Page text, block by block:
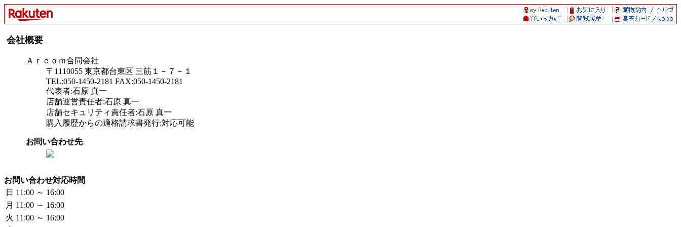
会社概要
Ａｒｃｏｍ合同会社
〒1110055 東京都台東区 三筋１－７－１
TEL:050-1450-2181 FAX:050-1450-2181
代表者:石原 真一
店舗運営責任者:石原 真一
店舗セキュリティ責任者:石原 真一
購入履歴からの適格請求書発行:対応可能
お問い合わせ先
お問い合わせ対応時間
日 11:00 ～ 16:00
月 11:00 ～ 16:00
火 11:00 ～ 16:00